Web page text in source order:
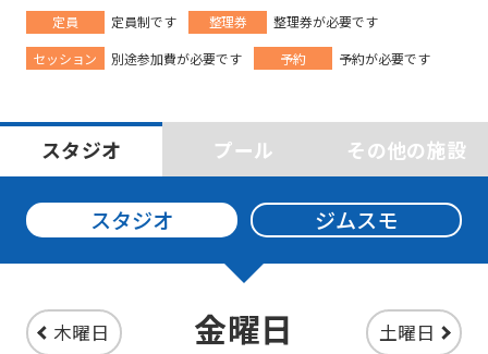
定員
定員制です 整理券
整理券が必要です
セッション
別途参加費が必要です 予約 予約が必要です
スタジオ プール その他の施設
スタジオ ジムスモ
木曜日 金曜日 土曜日
For
foreigners
Central
official